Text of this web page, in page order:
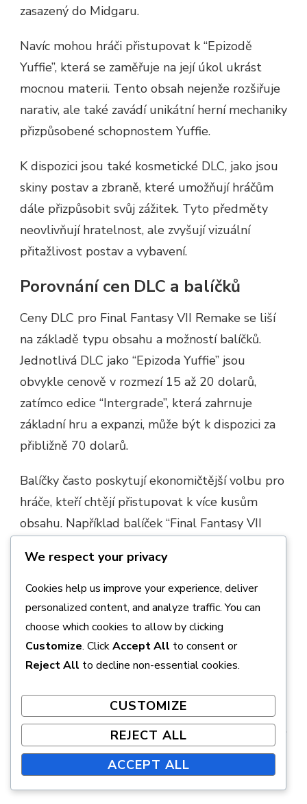
zasazený do Midgaru.
Navíc mohou hráči přistupovat k “Epizodě
Yuffie”, která se zaměřuje na její úkol ukrást
mocnou materii. Tento obsah nejenže rozšiřuje
narativ, ale také zavádí unikátní herní mechaniky
přizpůsobené schopnostem Yuffie.
K dispozici jsou také kosmetické DLC, jako jsou
skiny postav a zbraně, které umožňují hráčům
dále přizpůsobit svůj zážitek. Tyto předměty
neovlivňují hratelnost, ale zvyšují vizuální
přitažlivost postav a vybavení.
Porovnání cen DLC a balíčků
Ceny DLC pro Final Fantasy VII Remake se liší
na základě typu obsahu a možností balíčků.
Jednotlivá DLC jako “Epizoda Yuffie” jsou
obvykle cenově v rozmezí 15 až 20 dolarů,
zatímco edice “Intergrade”, která zahrnuje
základní hru a expanzi, může být k dispozici za
přibližně 70 dolarů.
Balíčky často poskytují ekonomičtější volbu pro
hráče, kteří chtějí přistupovat k více kusům
obsahu. Například balíček “Final Fantasy VII
slevu ve srovnání s nákupem každého DLC
zvlášť.
Nákupní platformy zahrnují PlayStation Store a
PC platformy jako Epic Games Store, kde
mohou hráči najít sezónní výprodeje nebo
snížit. Vždy zkontrolujte kompatibilitu s vaší
konzolí nebo verzí PC před provedením nákupu,
abyste se vyhnuli jakýmkoli problémům s
nároky.
We respect your privacy
Cookies help us improve your experience, deliver
personalized content, and analyze traffic. You can
choose which cookies to allow by clicking
Customize. ClickAccept All to consent or
Reject All to decline non-essential cookies.
CUSTOMIZE
REJECT ALL
ACCEPT ALL